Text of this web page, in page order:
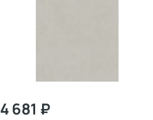
4 681 ₽